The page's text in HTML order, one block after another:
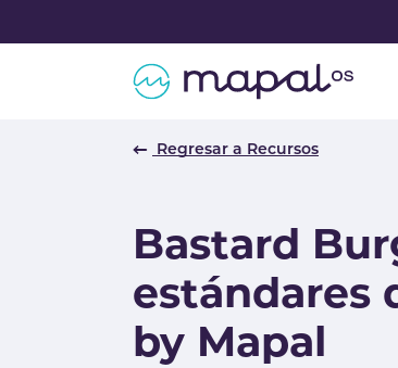
Regresar a Recursos
Bastard
estándares
by Mapal